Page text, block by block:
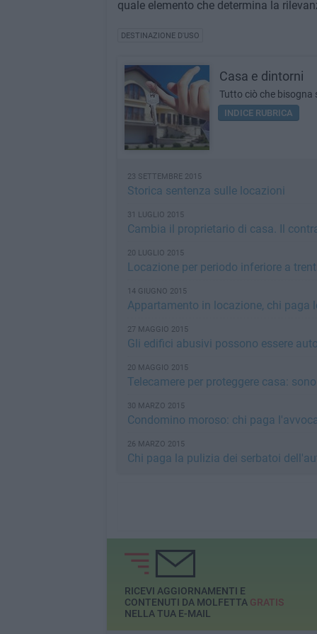
quale elemento che determina la
DESTINAZIONE D'USO
Casa e dintorni
Tutto ciò che bisogna
INDICE RUBRICA
23 SETTEMBRE 2015
Storica sentenza sulle locazioni
31 LUGLIO 2015
Cambia il proprietario di casa. Il
20 LUGLIO 2015
Locazione per periodo inferiore a
14 GIUGNO 2015
Appartamento in locazione, chi paga
27 MAGGIO 2015
Gli edifici abusivi possono essere
20 MAGGIO 2015
Telecamere per proteggere casa:
30 MARZO 2015
Condomino moroso: chi paga
26 MARZO 2015
Chi paga la pulizia dei serbatoi
RICEVI AGGIORNAMENTI E
CONTENUTI DA MOLFETTA GRATIS
NELLA TUA E-MAIL